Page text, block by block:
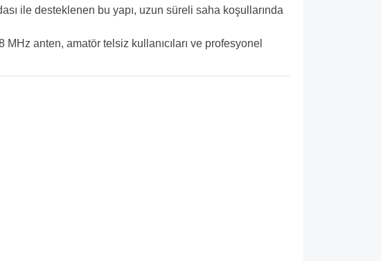
ile desteklenen bu yapı, uzun süreli saha koşullarında
anten, amatör telsiz kullanıcıları ve profesyonel